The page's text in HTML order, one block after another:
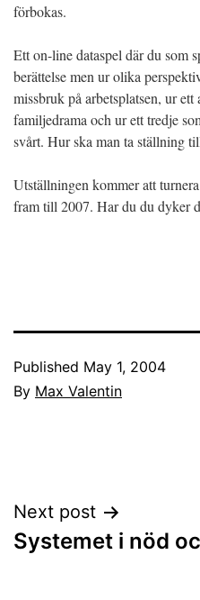
förbokas.
Ett on-line dataspel där du som
berättelse men ur olika
missbruk på arbetsplatsen, ur
familjedrama och ur ett tredje
svårt. Hur ska man ta ställning
Utställningen kommer att
fram till 2007. Har du du dyker
Published May 1, 2004
By Max Valentin
Post
navigation
Next post
Systemet i nöd